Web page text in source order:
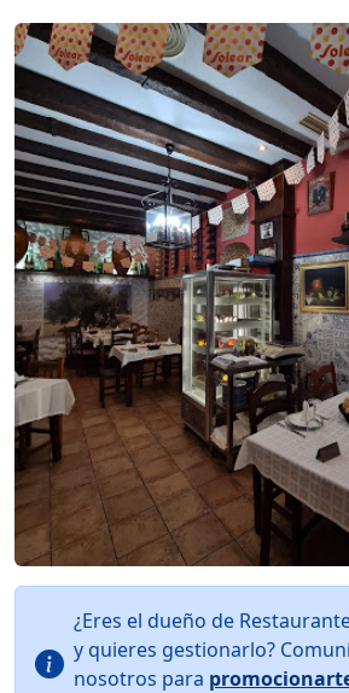
¿Eres el dueño de
y quieres gestionarlo?
nosotros para